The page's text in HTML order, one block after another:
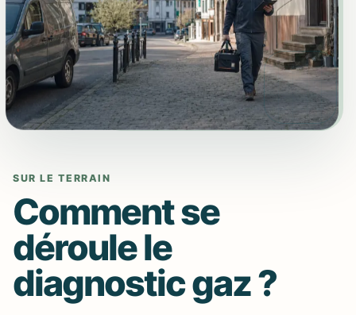
SUR LE TERRAIN
Comment se
déroule le
diagnostic gaz ?